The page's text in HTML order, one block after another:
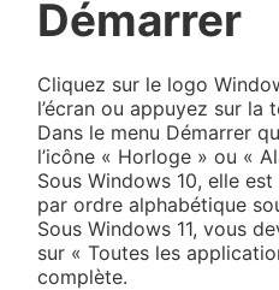
Démarrer
Cliquez sur le logo
l’écran ou appuyez sur la
Dans le menu Démarrer
l’icône « Horloge » ou «
Sous Windows 10, elle
par ordre alphabétique
Sous Windows 11, vous
sur « Toutes les
complète.